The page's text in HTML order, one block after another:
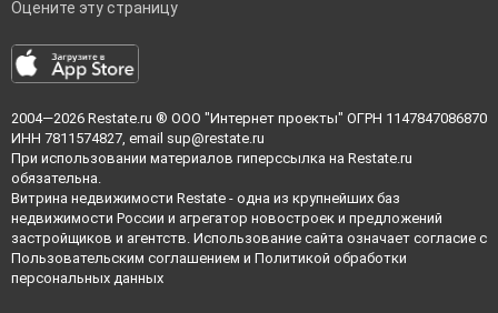
Оцените эту страницу
2004—2026 Restate.ru ® ООО "Интернет проекты" ОГРН 1147847086870
ИНН 7811574827, email sup@restate.ru
При использовании материалов гиперссылка на Restate.ru
обязательна.
Витрина недвижимости Restate - одна из крупнейших баз
недвижимости России и агрегатор новостроек и предложений
застройщиков и агентств. Использование сайта означает согласие с
Пользовательским соглашением и Политикой обработки
персональных данных